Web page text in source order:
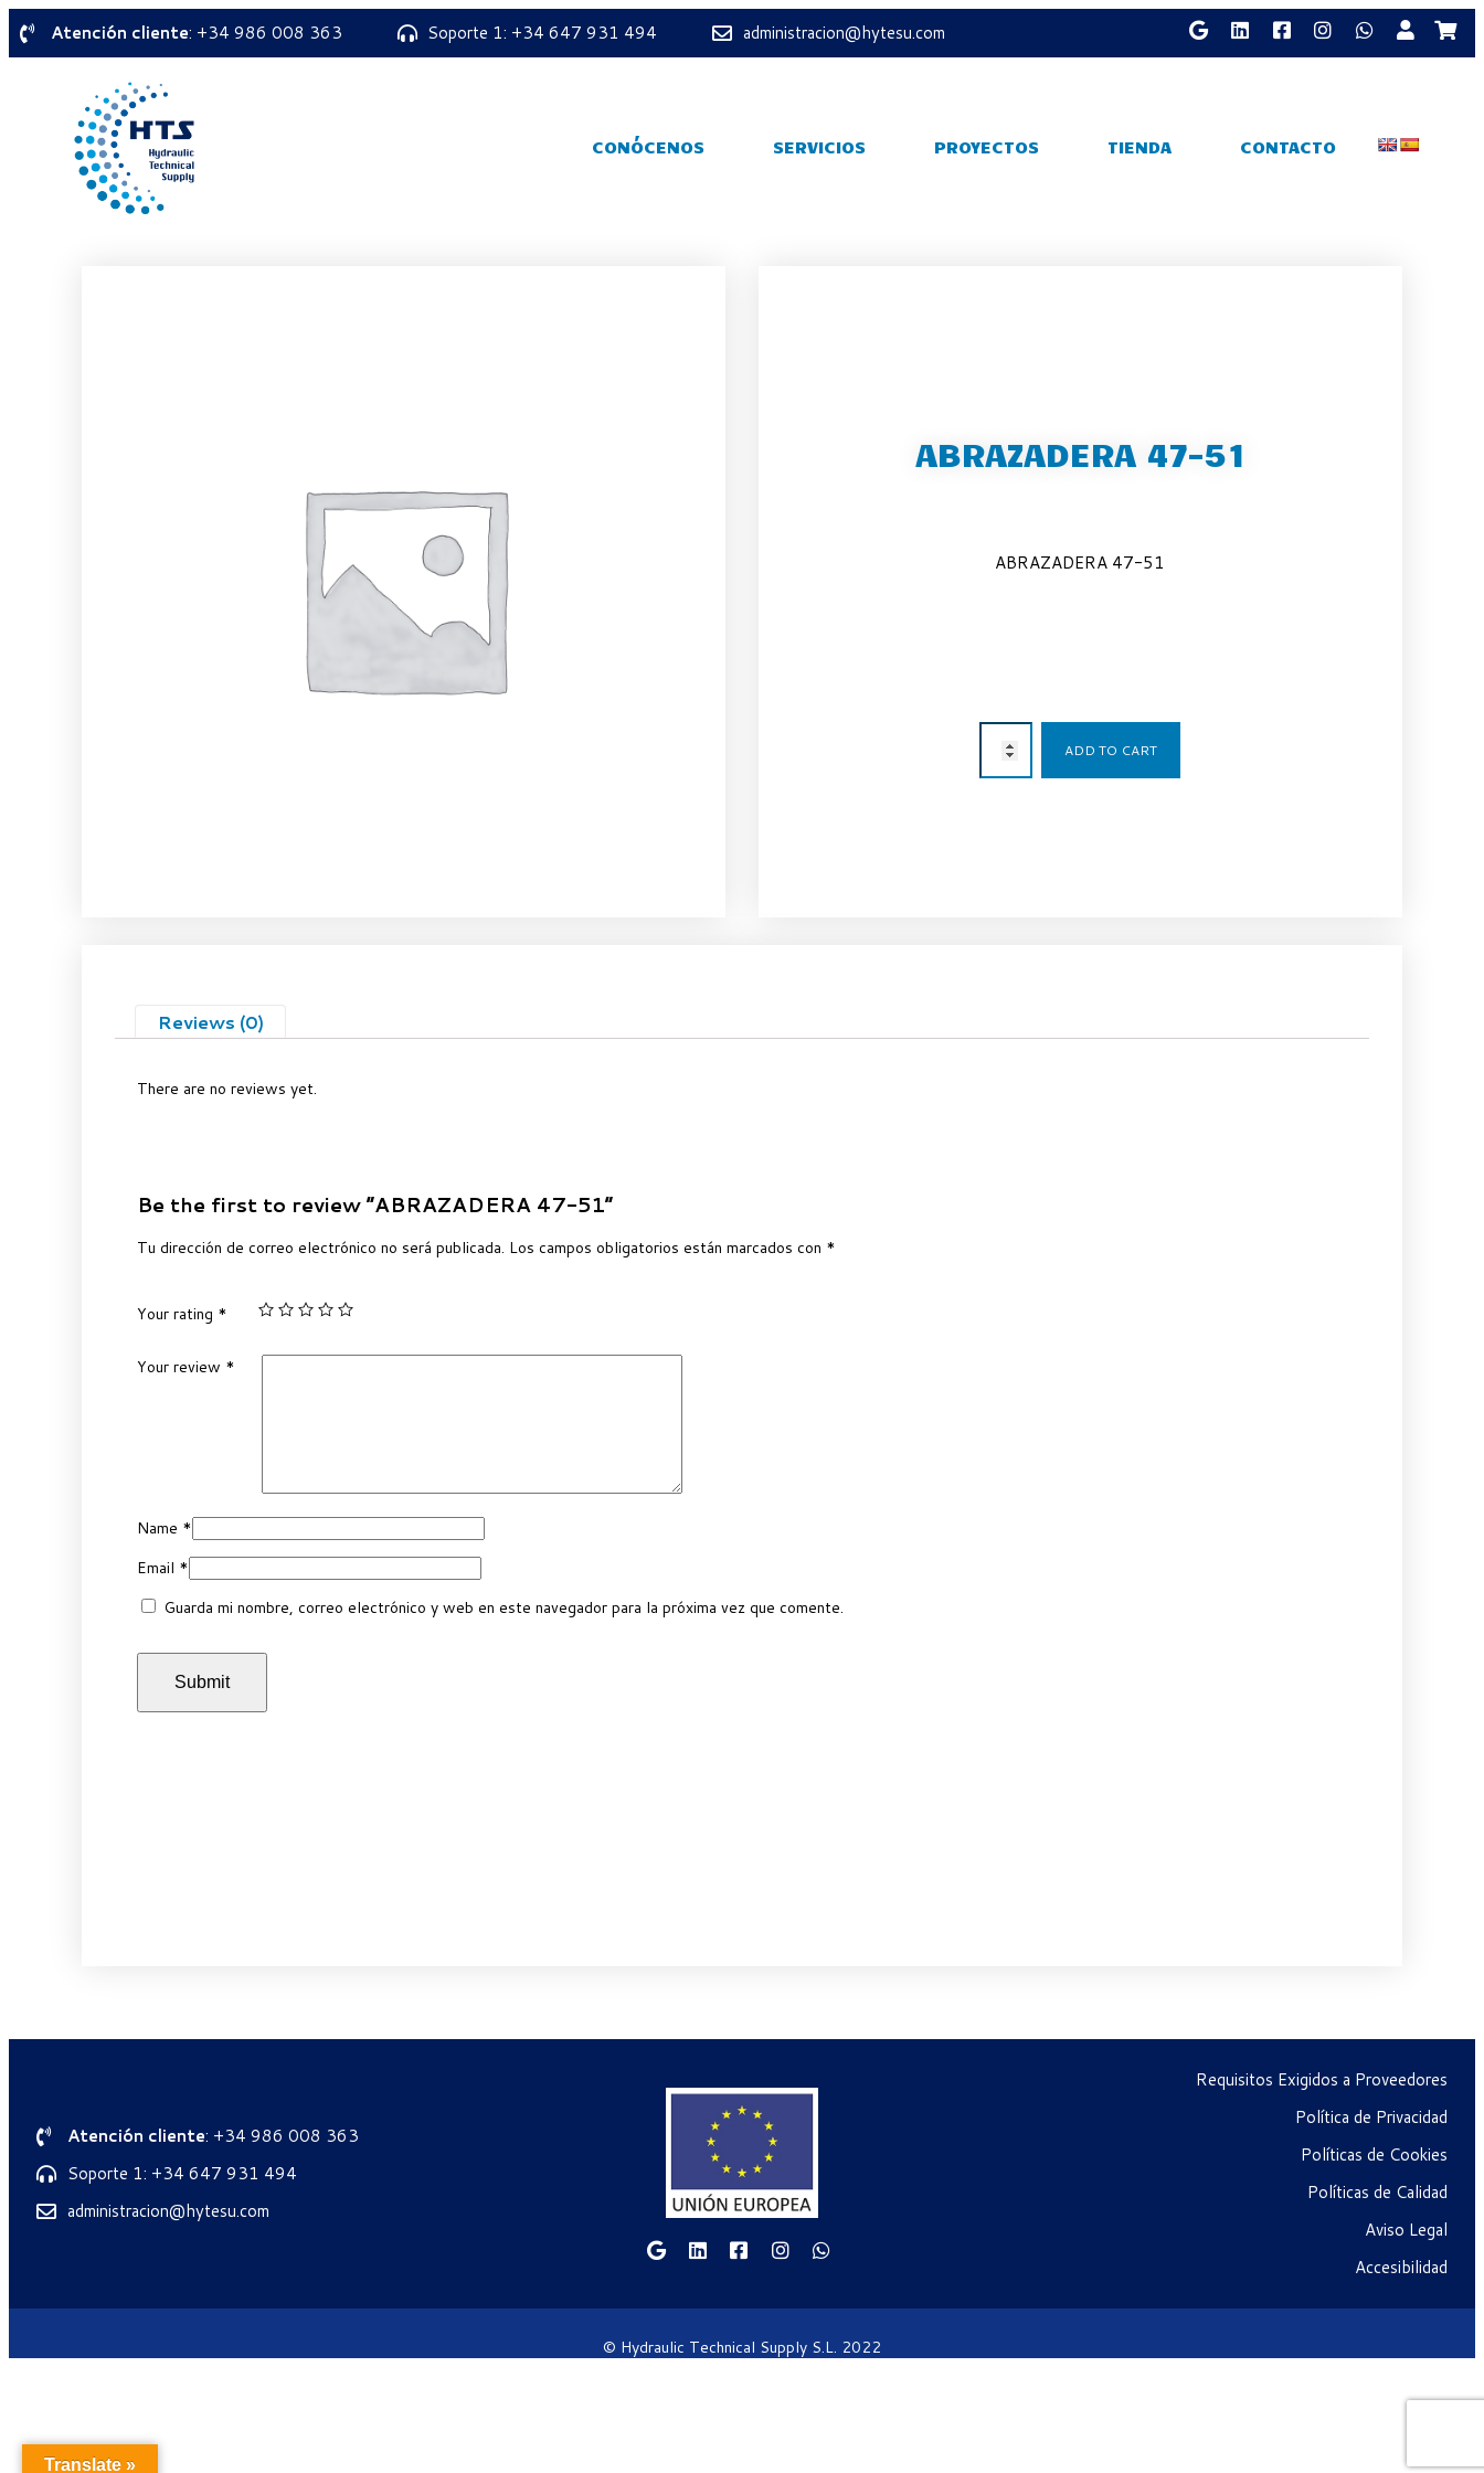
Atención cliente: +34 986 008 363 Soporte 1: +34 647 931 494 administracion@hytesu.com
CONÓCENOS SERVICIOS PROYECTOS TIENDA CONTACTO
ABRAZADERA 47-51
ABRAZADERA 47-51
ADD TO CART
Reviews (0)
There are no reviews yet.
Be the first to review “ABRAZADERA 47-51”
Tu dirección de correo electrónico no será publicada. Los campos obligatorios están marcados con *
Your rating *
Your review *
Name *
Email *
Guarda mi nombre, correo electrónico y web en este navegador para la próxima vez que comente.
Atención cliente: +34 986 008 363
Soporte 1: +34 647 931 494
administracion@hytesu.com
Requisitos Exigidos a Proveedores
Política de Privacidad
Políticas de Cookies
Políticas de Calidad
Aviso Legal
Accesibilidad
© Hydraulic Technical Supply S.L. 2022
Translate »